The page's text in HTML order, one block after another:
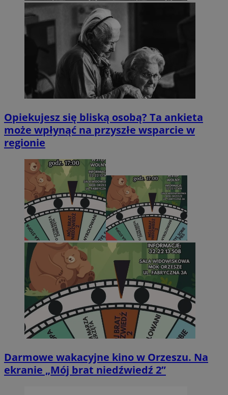
Opiekujesz się bliską osobą? Ta ankieta
może wpłynąć na przyszłe wsparcie w
regionie
Darmowe wakacyjne kino w Orzeszu. Na
ekranie „Mój brat niedźwiedź 2”